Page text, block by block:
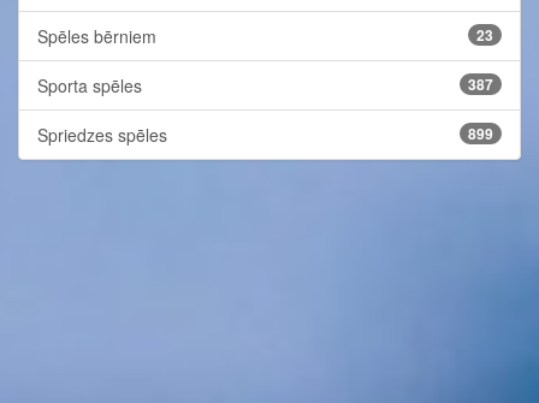
Spēles bērniem 23
Sporta spēles 387
Spriedzes spēles 899